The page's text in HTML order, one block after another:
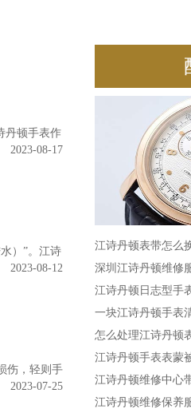
丹顿手表作
2023-08-17
）”。江诗
2023-08-12
伤，轻则手
2023-07-25
江诗丹顿表带怎么
深圳江诗丹顿维修
江诗丹顿日志型手
一块江诗丹顿手表
怎么处理江诗丹顿
江诗丹顿手表表蒙
江诗丹顿维修中心
江诗丹顿维修保养